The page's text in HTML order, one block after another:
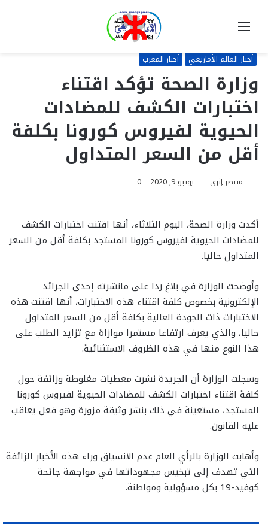
أخبار العالم الأمازيغي أخبار المغرب
وزارة الصحة تؤكد اقتناء
اختبارات الكشف للمضادات
الحيوية لفيروس كورونا بكلفة
أقل من السعر المتداول
منتصر إثري يونيو 9, 2020 0
أكدت وزارة الصحة، اليوم الثلاثاء، أنها اقتنت اختبارات الكشف
للمضادات الحيوية لفيروس كورونا المستجد بكلفة أقل من السعر
المتداول حاليا.
وأوضحت الوزارة في بلاغ ردا على مانشرته إحدى الجرائد
الإلكترونية بخصوص كلفة اقتناء هذه الاختبارات، أنها اقتنت هذه
الاختبارات ذات الجودة العالية بكلفة أقل من السعر المتداول
حاليا، والذي يعرف ارتفاعا مستمرا موازاة مع تزايد الطلب على
هذا النوع منها في هذه الظروف الاستثنائية.
وسجلت الوزارة أن الجريدة نشرت معطيات مغلوطة وزائفة حول
كلفة اقتناء اختبارات الكشف للمضادات الحيوية لفيروس كورونا
المستجد، مستعينة في ذلك بنشر وثيقة مزورة وهو فعل يعاقب
عليه القانون.
وأهابت الوزارة بالرأي العام عدم الانسياق وراء هذه الأخبار الزائفة
التي تهدف إلى تبخيس مجهوداتها في مواجهة جائحة
كوفيد-19 بكل مسؤولية ومواطنة.